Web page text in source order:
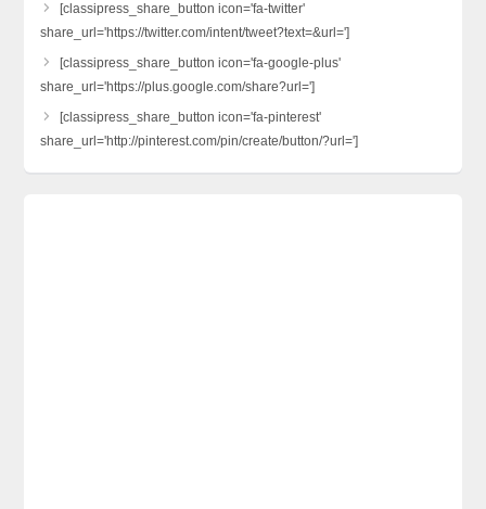
[classipress_share_button icon='fa-twitter'
share_url='https://twitter.com/intent/tweet?text=&url=']
[classipress_share_button icon='fa-google-plus'
share_url='https://plus.google.com/share?url=']
[classipress_share_button icon='fa-pinterest'
share_url='http://pinterest.com/pin/create/button/?url=']